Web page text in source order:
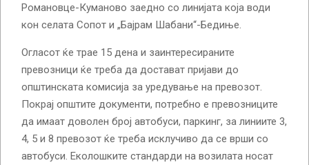
Романовце-Куманово заедно со линијата која води
кон селата Сопот и „Бајрам Шабани“-Бедиње.
Огласот ќе трае 15 дена и заинтересираните
превозници ќе треба да достават пријави до
општинската комисија за уредување на превозот.
Покрај општите документи, потребно е превозниците
да имаат доволен број автобуси, паркинг, за линиите 3,
4, 5 и 8 превозот ќе треба исклучиво да се врши со
автобуси. Еколошките стандарди на возилата носат